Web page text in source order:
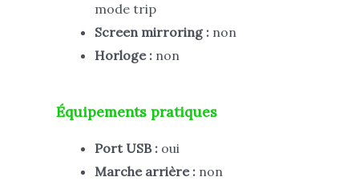
mode trip
Screen mirroring : non
Horloge : non
Équipements pratiques
Port USB : oui
Marche arrière : non